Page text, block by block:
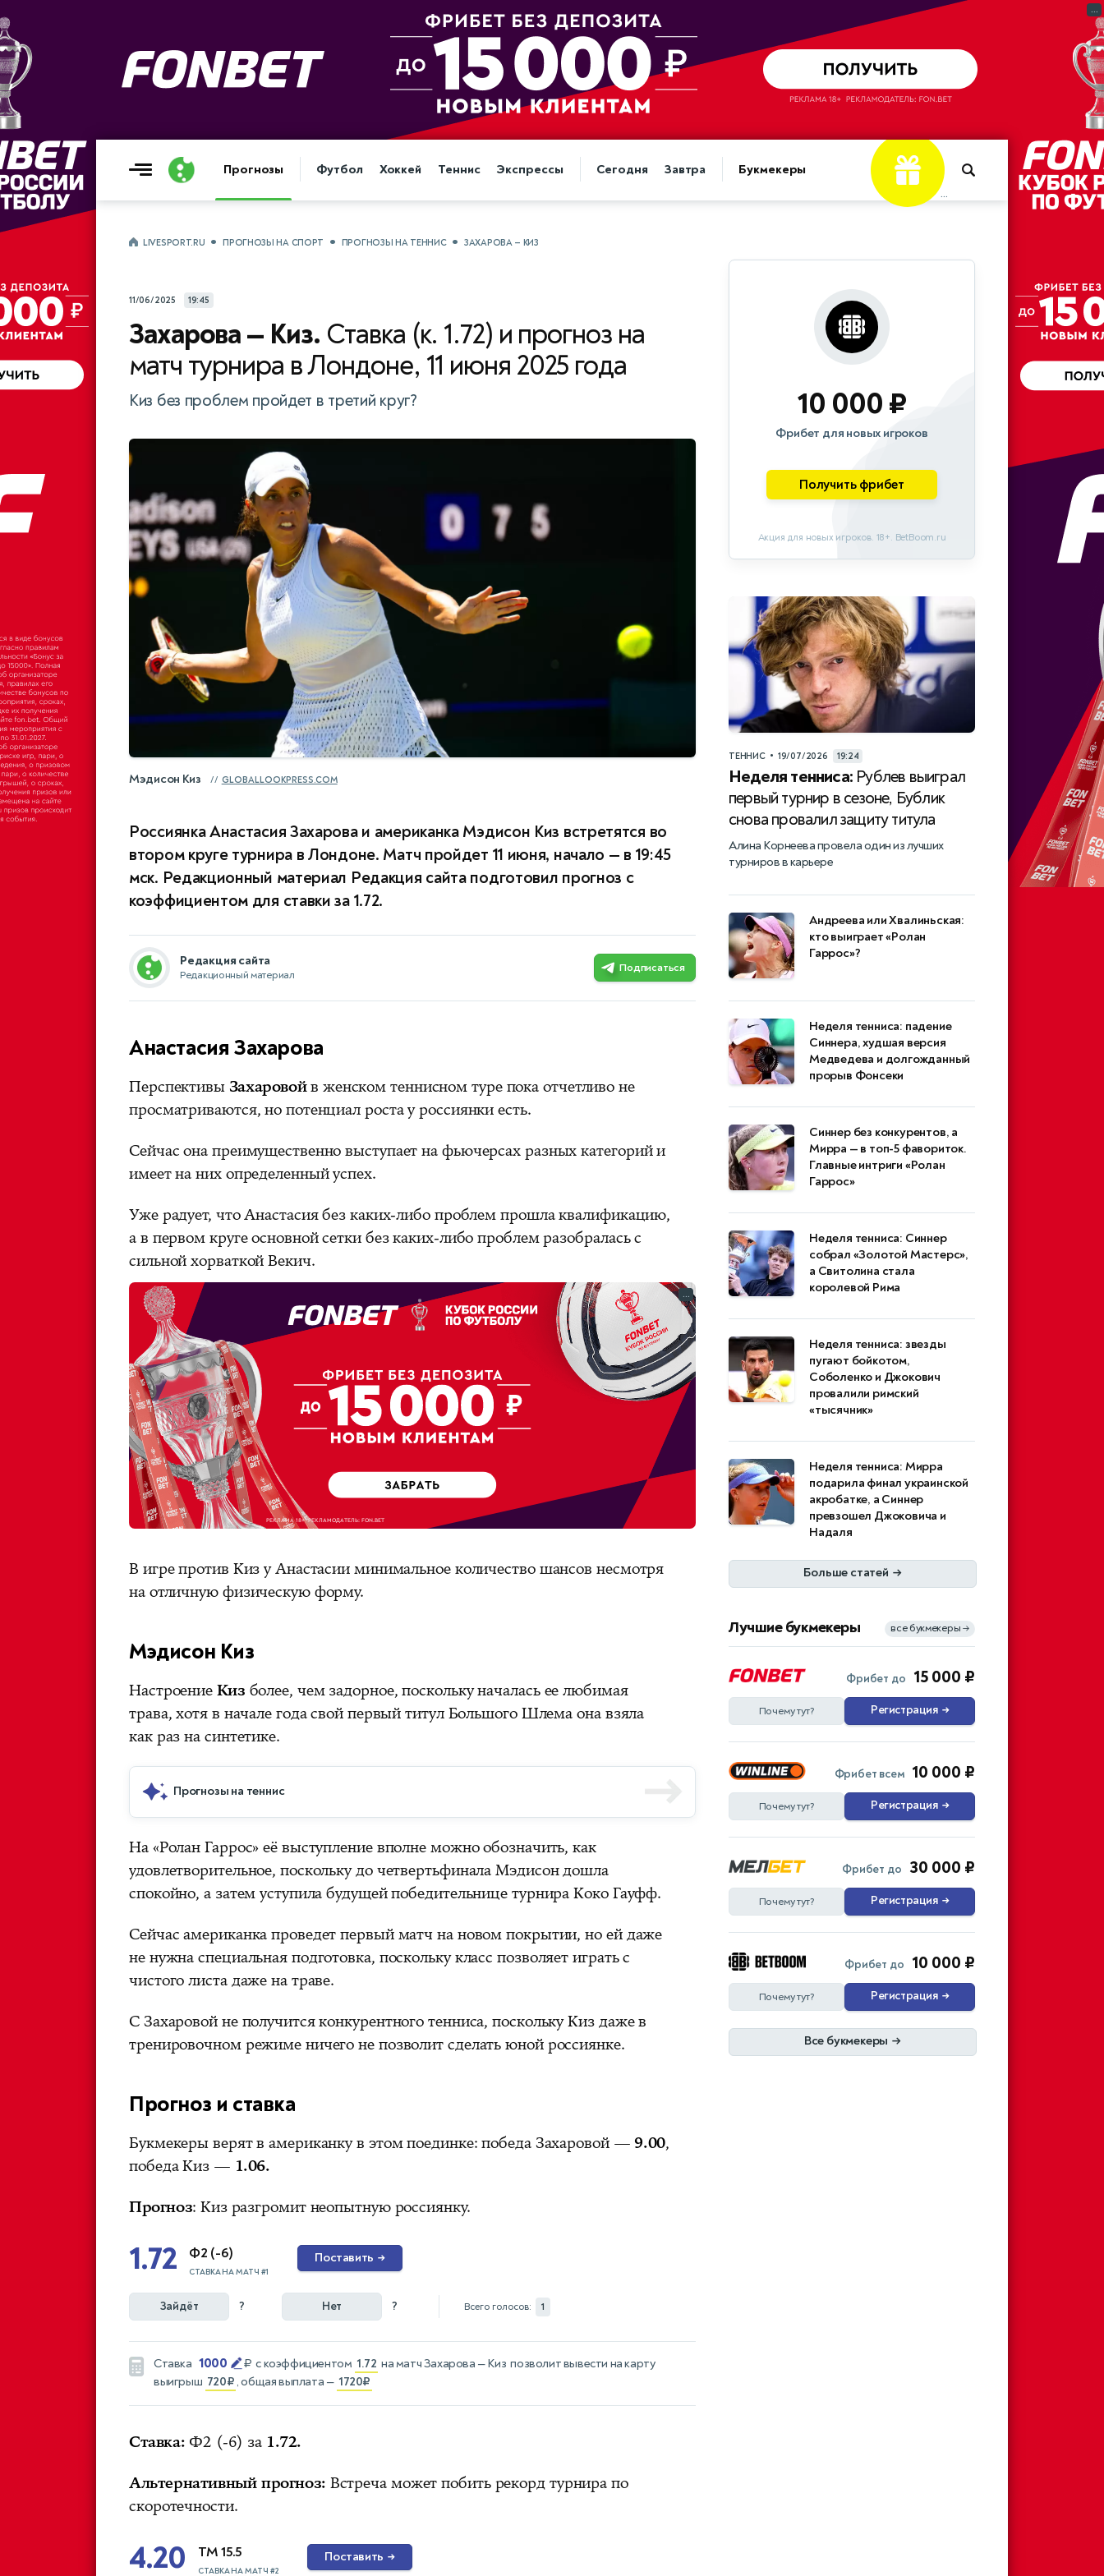
Прогнозы Футбол Хоккей Теннис Экспрессы Сегодня Завтра Букмекеры
...
LIVESPORT.RU ПРОГНОЗЫ НА СПОРТ ПРОГНОЗЫ НА ТЕННИС ЗАХАРОВА — КИЗ
11/06/2025 19:45
Захарова — Киз. Ставка (к. 1.72) и прогноз на
матч турнира в Лондоне, 11 июня 2025 года
Киз без проблем пройдет в третий круг?
Мэдисон Киз GLOBALLOOKPRESS.COM
Россиянка Анастасия Захарова и американка Мэдисон Киз встретятся во
втором круге турнира в Лондоне. Матч пройдет 11 июня, начало — в 19:45
мск. Редакционный материал Редакция сайта подготовил прогноз с
коэффициентом для ставки за 1.72.
Редакция сайта
Редакционный материал
Подписаться
Анастасия Захарова
ПерспективыЗахаровойв женском теннисном туре пока отчетливо не
просматриваются, но потенциал роста у россиянки есть.
Сейчас она преимущественно выступает на фьючерсах разных категорий и
имеет на них определенный успех.
Уже радует, что Анастасия без каких-либо проблем прошла квалификацию,
а в первом круге основной сетки без каких-либо проблем разобралась с
сильной хорваткой Векич.
...
В игре против Киз у Анастасии минимальное количество шансов несмотря
на отличную физическую форму.
Мэдисон Киз
НастроениеКиз более, чем задорное, поскольку началась ее любимая
трава, хотя в начале года свой первый титул Большого Шлема она взяла
как раз на синтетике.
Прогнозы на теннис
На «Ролан Гаррос» её выступление вполне можно обозначить, как
удовлетворительное, поскольку до четвертьфинала Мэдисон дошла
спокойно, а затем уступила будущей победительнице турнира Коко Гауфф.
Сейчас американка проведет первый матч на новом покрытии, но ей даже
не нужна специальная подготовка, поскольку класс позволяет играть с
чистого листа даже на траве.
С Захаровой не получится конкурентного тенниса, поскольку Киз даже в
тренировочном режиме ничего не позволит сделать юной россиянке.
Прогноз и ставка
Букмекерыверят в американку в этом поединке: победа Захаровой — 9.00,
победа Киз — 1.06.
Прогноз: Киз разгромит неопытную россиянку.
1.72 Ф2 (-6)
СТАВКА НА МАТЧ #1
Поставить →
Зайдёт ? Нет ? Всего голосов: 1
Ставка 1000 ₽ с коэффициентом 1.72 на матчЗахарова — Киз позволит вывести на карту
выигрыш 720₽ , общая выплата — 1720₽
Ставка: Ф2 (-6) за 1.72.
Альтернативный прогноз: Встреча может побить рекорд турнира по
скоротечности.
4.20 ТМ 15.5
СТАВКА НА МАТЧ #2
Поставить →
10 000 ₽
Фрибет для новых игроков
Получить фрибет
Акция для новых игроков. 18+. BetBoom.ru
ТЕННИС • 19/07/2026 19:24
Неделя тенниса: Рублев выиграл
первый турнир в сезоне, Бублик
снова провалил защиту титула
Алина Корнеева провела один из лучших
турниров в карьере
Андреева или Хвалиньская:
кто выиграет «Ролан
Гаррос»?
Неделя тенниса: падение
Синнера, худшая версия
Медведева и долгожданный
прорыв Фонсеки
Синнер без конкурентов, а
Мирра — в топ-5 фавориток.
Главные интриги «Ролан
Гаррос»
Неделя тенниса: Синнер
собрал «Золотой Мастерс»,
а Свитолина стала
королевой Рима
Неделя тенниса: звезды
пугают бойкотом,
Соболенко и Джокович
провалили римский
«тысячник»
Неделя тенниса: Мирра
подарила финал украинской
акробатке, а Синнер
превзошел Джоковича и
Надаля
Больше статей →
Лучшие букмекеры все букмекеры →
Фрибет до 15 000 ₽
Почему тут? Регистрация →
Фрибет всем 10 000 ₽
Почему тут? Регистрация →
Фрибет до 30 000 ₽
Почему тут? Регистрация →
Фрибет до 10 000 ₽
Почему тут? Регистрация →
Все букмекеры →
...